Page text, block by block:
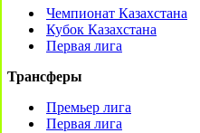
Чемпионат Казахстана
Кубок Казахстана
Первая лига
Трансферы
Премьер лига
Первая лига